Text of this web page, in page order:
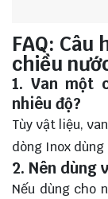
FAQ:
chiều
1. Van một
nhiêu độ?
Tùy vật liệu,
dòng Inox dùng
2. Nên dùng
Nếu dùng cho